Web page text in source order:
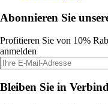
Abonnieren Sie
Profitieren Sie von 10%
anmelden
Bleiben Sie in